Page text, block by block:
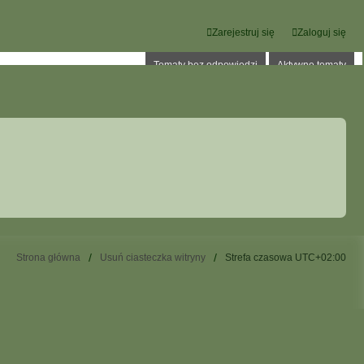
Zaloguj się
Zarejestruj się
Tematy bez odpowiedzi Aktywne tematy
Strona główna Usuń ciasteczka witryny Strefa czasowa UTC+02:00